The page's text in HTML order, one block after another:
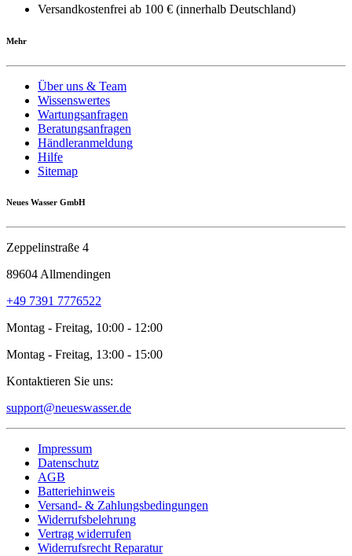
Versandkostenfrei ab 100 € (innerhalb Deutschland)
Mehr
Über uns & Team
Wissenswertes
Wartungsanfragen
Beratungsanfragen
Händleranmeldung
Hilfe
Sitemap
Neues Wasser GmbH
Zeppelinstraße 4
89604 Allmendingen
+49 7391 7776522
Montag - Freitag, 10:00 - 12:00
Montag - Freitag, 13:00 - 15:00
Kontaktieren Sie uns:
support@neueswasser.de
Impressum
Datenschutz
AGB
Batteriehinweis
Versand- & Zahlungsbedingungen
Widerrufsbelehrung
Vertrag widerrufen
Widerrufsrecht Reparatur